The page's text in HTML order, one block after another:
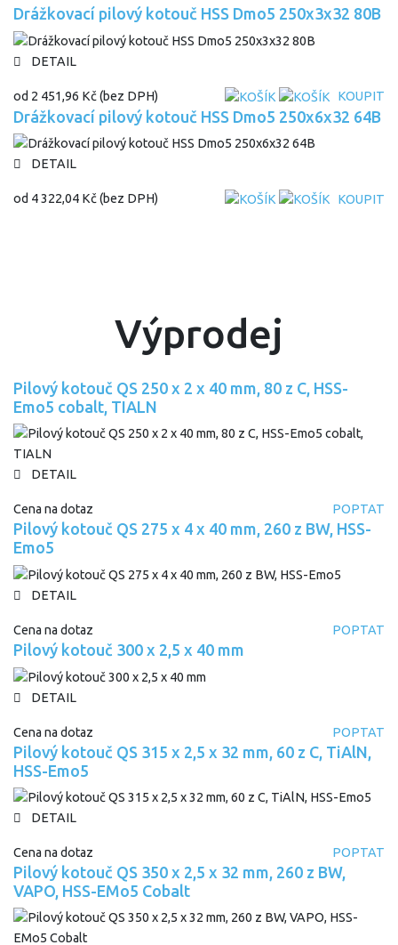
Drážkovací pilový kotouč HSS Dmo5 250x3x32 80B
DETAIL
od 2 451,96 Kč (bez DPH) KOUPIT
Drážkovací pilový kotouč HSS Dmo5 250x6x32 64B
DETAIL
od 4 322,04 Kč(bez DPH) KOUPIT
Výprodej
Pilový kotouč QS 250 x 2 x 40 mm, 80 z C, HSS-
Emo5 cobalt, TIALN
DETAIL
Cena na dotaz POPTAT
Pilový kotouč QS 275 x 4 x 40 mm, 260 z BW, HSS-
Emo5
DETAIL
Cena na dotaz POPTAT
Pilový kotouč 300 x 2,5 x 40 mm
DETAIL
Cena na dotaz POPTAT
Pilový kotouč QS 315 x 2,5 x 32 mm, 60 z C, TiAlN,
HSS-Emo5
DETAIL
Cena na dotaz POPTAT
Pilový kotouč QS 350 x 2,5 x 32 mm, 260 z BW,
VAPO, HSS-EMo5 Cobalt